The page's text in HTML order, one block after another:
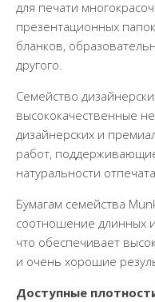
для печати
презентационных
бланков,
другого.
Семейство
высококачественные
дизайнерских и
работ,
натуральности
Бумагам семейства
соотношение длинных
что обеспечивает
и очень хорошие
Доступные